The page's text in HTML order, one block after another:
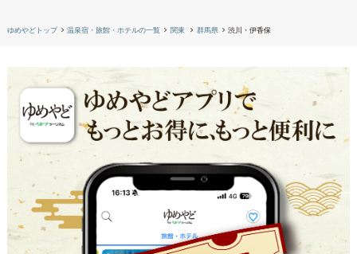
ゆめやどトップ 温泉宿・旅館・ホテルの一覧 関東 群馬県 渋川・伊香保